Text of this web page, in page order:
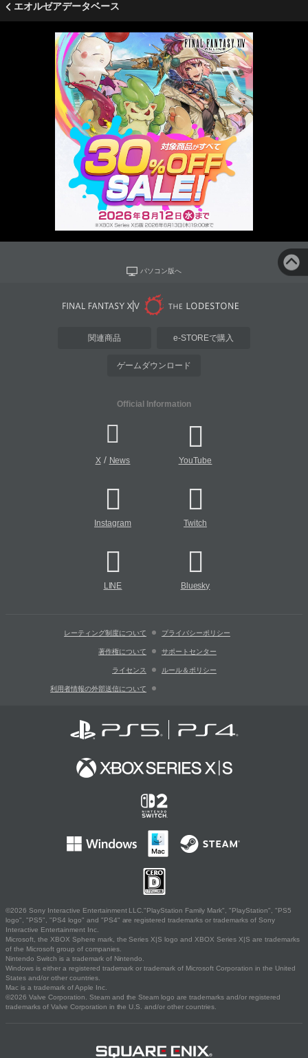
エオルゼアデータベース
パソコン版へ
関連商品 e-STOREで購入
ゲームダウンロード
Official Information
X/ News YouTube
Instagram Twitch
LINE Bluesky
レーティング制度について プライバシーポリシー
著作権について サポートセンター
ライセンス ルール＆ポリシー
利用者情報の外部送信について
©2026 Sony Interactive Entertainment LLC."PlayStation Family Mark", "PlayStation", "PS5
logo", "PS5", "PS4 logo" and "PS4" are registered trademarks or trademarks of Sony
Interactive Entertainment Inc.
Microsoft, the XBOX Sphere mark, the Series X|S logo and XBOX Series X|S are trademarks
of the Microsoft group of companies.
Nintendo Switch is a trademark of Nintendo.
Windows is either a registered trademark or trademark of Microsoft Corporation in the United
States and/or other countries.
Mac is a trademark of Apple Inc.
©2026 Valve Corporation. Steam and the Steam logo are trademarks and/or registered
trademarks of Valve Corporation in the U.S. and/or other countries.